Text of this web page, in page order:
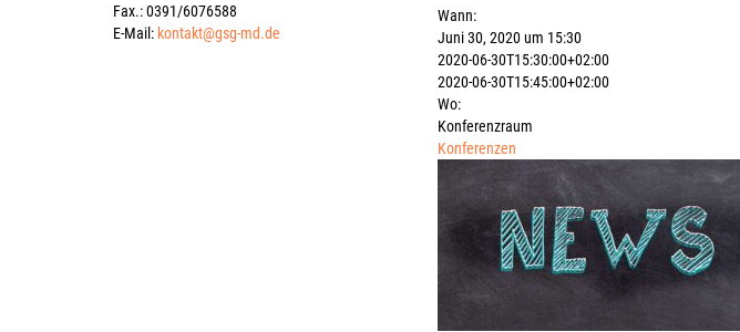
Wann:
Juni 30, 2020 um 15:30
2020-06-30T15:30:00+02:00
2020-06-30T15:45:00+02:00
Wo:
Konferenzraum
Konferenzen
Fax.: 0391/6076588
E-Mail: kontakt@gsg-md.de